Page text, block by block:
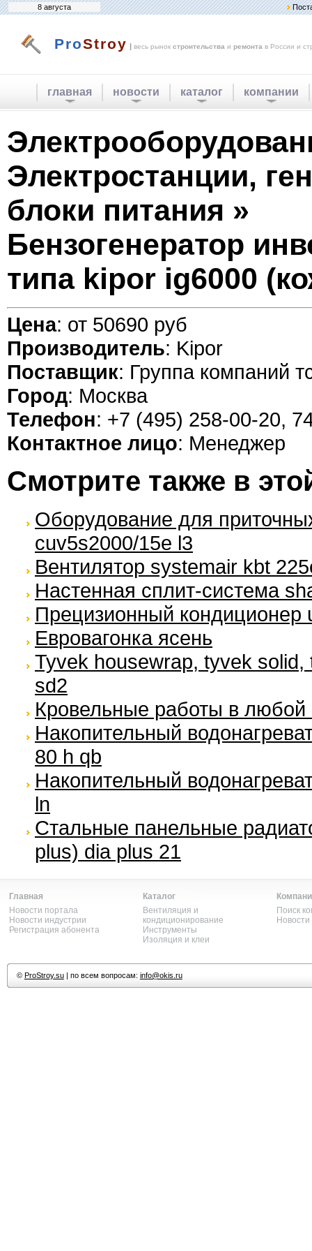
8 августа
ProStroy | весь рынок строительства и ремонта в России и
главная новости каталог компании
Электростанции,
блоки питания »
Бензогенератор
типа kipor ig6000
Цена: от 50690 руб
Производитель: Kipor
Поставщик: Группа компаний
Город: Москва
Телефон: +7 (495) 258-00-20,
Контактное лицо: Менеджер
Смотрите также в
Оборудование для
cuv5s2000/15e l3
Вентилятор systemair kbt
Настенная сплит-система
Прецизионный кондиционер
Евровагонка ясень
Tyvek housewrap, tyvek
sd2
Кровельные работы в любой
Накопительный
80 h qb
Накопительный
ln
Стальные панельные
plus) dia plus 21
Главная
Новости портала
Новости индустрии
Регистрация абонента
Каталог
Вентиляция и
кондиционирование
Инструменты
Изоляция и клеи
Поиск
© ProStroy.su| по всем вопросам: info@okis.ru